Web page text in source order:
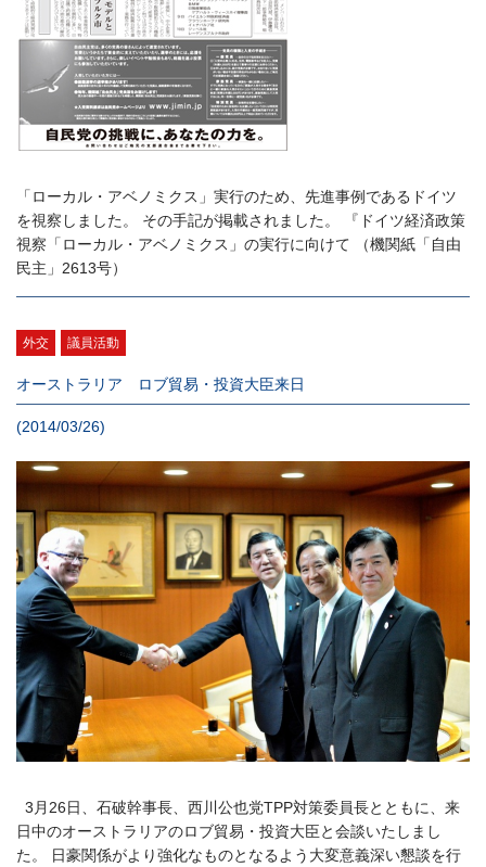
「ローカル・アベノミクス」実行のため、先進事例であるドイツ
を視察しました。 その手記が掲載されました。 『ドイツ経済政策
視察「ローカル・アベノミクス」の実行に向けて （機関紙「自由
民主」2613号）
外交 議員活動
オーストラリア ロブ貿易・投資大臣来日
(2014/03/26)
3月26日、石破幹事長、西川公也党TPP対策委員長とともに、来
日中のオーストラリアのロブ貿易・投資大臣と会談いたしまし
た。 日豪関係がより強化なものとなるよう大変意義深い懇談を行